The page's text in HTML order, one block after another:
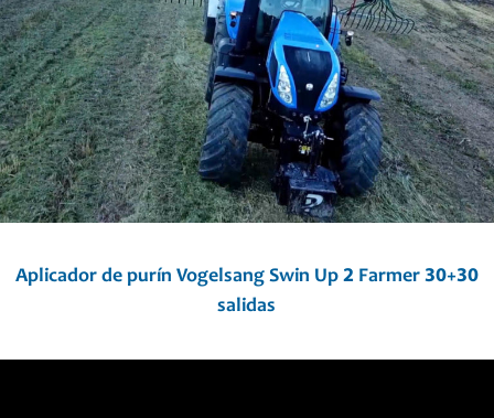
Aplicador de purín Vogelsang Swin Up 2 Farmer 30+30
salidas